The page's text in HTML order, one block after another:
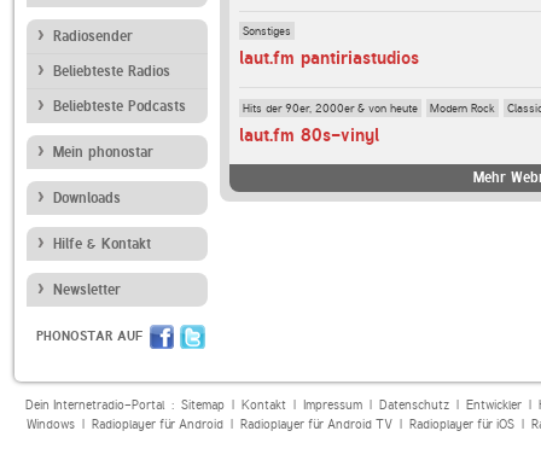
Radiosender
Beliebteste Radios
Beliebteste Podcasts
Mein phonostar
Downloads
Hilfe & Kontakt
Newsletter
PHONOSTAR AUF
Sonstiges
laut.fm pantiriastudios
Hits der 90er, 2000er & von heute Modern Rock
laut.fm 80s-vinyl
Mehr
Dein Internetradio-Portal : Sitemap| Kontakt| Impressum| Datenschutz| Entwickler|
Windows| Radioplayer für Android| Radioplayer für Android TV| Radioplayer für iOS|